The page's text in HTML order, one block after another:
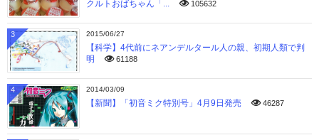
クルトおばちゃん「...
105632
2015/06/27
【科学】4代前にネアンデルタール人の親、初期人類で判
明
61188
3
2014/03/09
【新聞】「初音ミク特別号」4月9日発売 46287
4